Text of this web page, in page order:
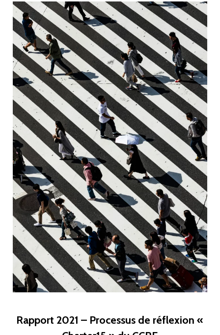
Rapport 2021 – Processus de réflexion «